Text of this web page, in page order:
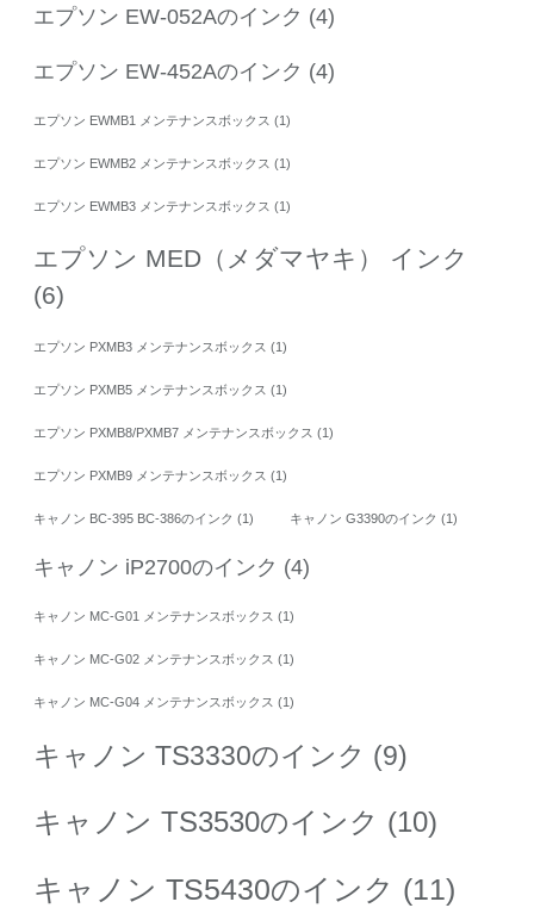
エプソン EW-052Aのインク (4)
エプソン EW-452Aのインク (4)
エプソン EWMB1 メンテナンスボックス (1)
エプソン EWMB2 メンテナンスボックス (1)
エプソン EWMB3 メンテナンスボックス (1)
エプソン MED（メダマヤキ） インク
(6)
エプソン PXMB3 メンテナンスボックス (1)
エプソン PXMB5 メンテナンスボックス (1)
エプソン PXMB8/PXMB7 メンテナンスボックス (1)
エプソン PXMB9 メンテナンスボックス (1)
キャノン BC-395 BC-386のインク (1) キャノン G3390のインク (1)
キャノン iP2700のインク (4)
キャノン MC-G01 メンテナンスボックス (1)
キャノン MC-G02 メンテナンスボックス (1)
キャノン MC-G04 メンテナンスボックス (1)
キャノン TS3330のインク (9)
キャノン TS3530のインク (10)
キャノン TS5430のインク (11)